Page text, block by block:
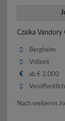
Czaika Vandory
Bergheim
Vollzeit
€ ab € 2.000
Nach weiteren